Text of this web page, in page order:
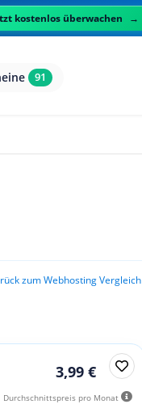
kostenlos überwachen
91
zum Webhosting Vergleich
3,99 €
Durchschnittspreis pro Monat